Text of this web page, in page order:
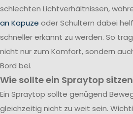
schlechten Lichtverhältnissen,
an Kapuze oder Schultern dabei
schneller erkannt zu werden. So
nicht nur zum Komfort, sondern
Bord bei.
Wie sollte ein Spraytop
Ein Spraytop sollte genügend
gleichzeitig nicht zu weit sein.